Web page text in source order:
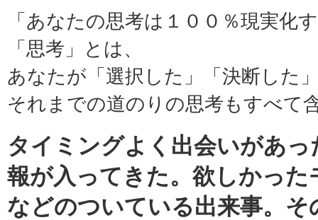
「あなたの思考は１００％現実化
「思考」とは、
あなたが「選択した」「決断した
それまでの道のりの思考もすべて
タイミングよく出会いがあ
報が入ってきた。欲しかっ
などのついている出来事。そ